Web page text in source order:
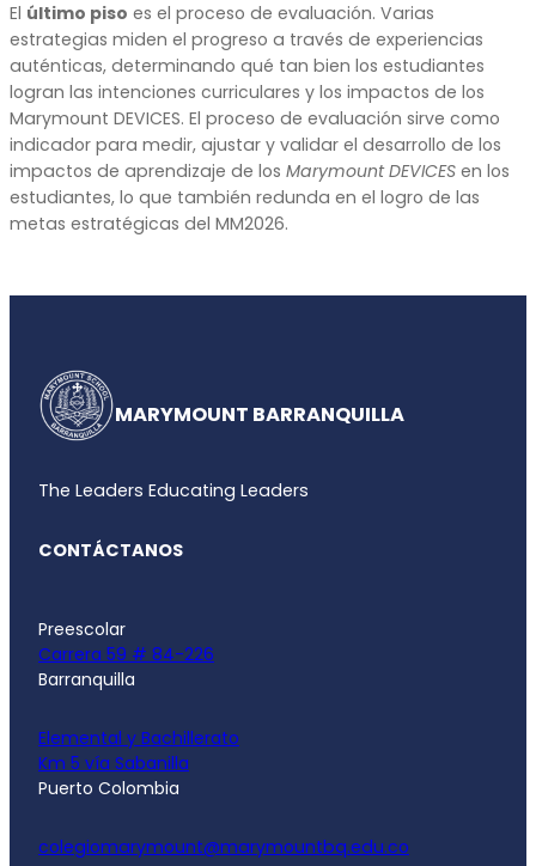
El último piso es el proceso de evaluación. Varias
estrategias miden el progreso a través de experiencias
auténticas, determinando qué tan bien los estudiantes
logran las intenciones curriculares y los impactos de los
Marymount DEVICES. El proceso de evaluación sirve como
indicador para medir, ajustar y validar el desarrollo de los
impactos de aprendizaje de los Marymount DEVICES en los
estudiantes, lo que también redunda en el logro de las
metas estratégicas del MM2026.
MARYMOUNT BARRANQUILLA
The Leaders Educating Leaders
CONTÁCTANOS
Preescolar
Carrera 59 # 84-226
Barranquilla
Elemental y Bachillerato
Km 5 vía Sabanilla
Puerto Colombia
colegiomarymount@marymountbq.edu.co